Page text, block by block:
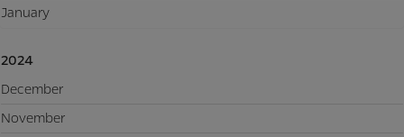
January
2024
December
November